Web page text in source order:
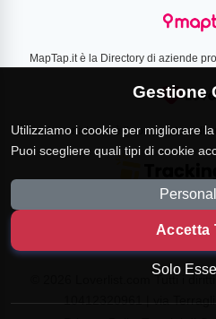
MapTap.it è la Directory di aziende
Loverlist.com è il comparatore di
10412320961 | via
Gestione
Utilizziamo i cookie per migliorare
Puoi scegliere quali tipi di cookie
Accetta
Solo